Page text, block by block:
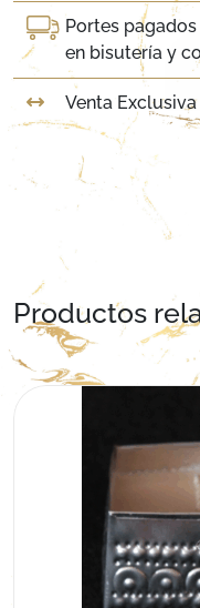
Portes
en bisutería y
Venta
Productos